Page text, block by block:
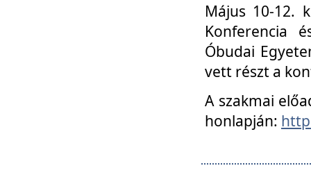
Május 10-12.
Konferencia
Óbudai
vett részt a
A szakmai
honlapján: